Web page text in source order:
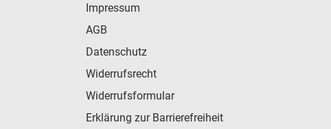
Impressum
AGB
Datenschutz
Widerrufsrecht
Widerrufsformular
Erklärung zur Barrierefreiheit